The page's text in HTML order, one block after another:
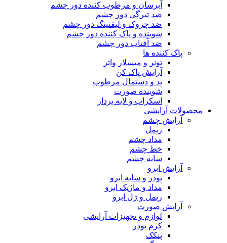
آبرسان و مرطوب کننده دور چشم
ضد تیرگی دور چشم
ضد چروک و لیفتینگ دور چشم
شوینده و پاک کننده دور چشم
ضد آفتاب دور چشم
پاک کننده ها
تونر و میسلار واتر
آرایش پاک کن
پد و دستمال مرطوب
شوینده صورت
اسکراب و لایه بردار
محصولات آرایشی
آرایش چشم
ریمل
مداد چشم
خط چشم
سایه چشم
آرایش ابرو
پودر و سایه ابرو
مداد و ماژیک ابرو
ریمل و ژل ابرو
آرایش صورت
لوازم و تجهیزات آرایشی
کرم پودر
پنکک